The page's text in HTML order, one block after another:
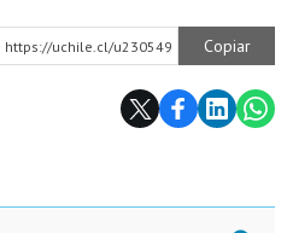
https://uchile.cl/u230549 Copiar